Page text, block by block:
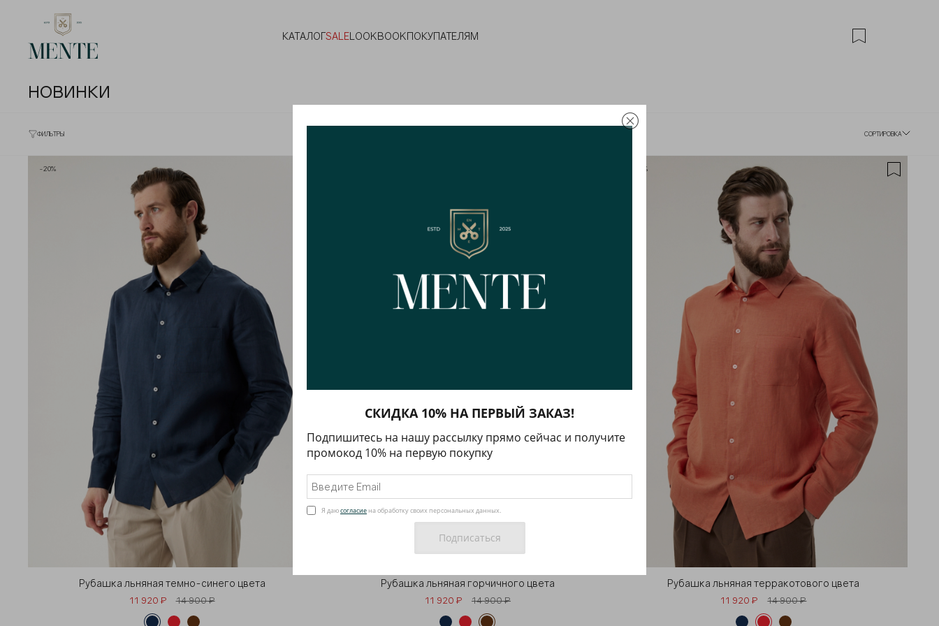
КАТАЛОГSALELOOKBOOKПОКУПАТЕЛЯМ
НОВИНКИ
ФИЛЬТРЫ СОРТИРОВКА
-20%
Рубашка льняная темно-синего цвета
11 920 ₽ 14 900 ₽
Рубашка льняная горчичного цвета
11 920 ₽ 14 900 ₽
-20%
Рубашка льняная терракотового цвета
11 920 ₽ 14 900 ₽
СКИДКА 10% НА ПЕРВЫЙ ЗАКАЗ!
Подпишитесь на нашу рассылку прямо сейчас и получите
промокод 10% на первую покупку
Я даюсогласие на обработку своих персональных данных.